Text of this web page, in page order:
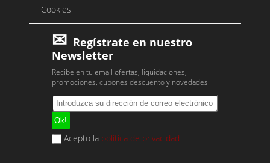
Cookies
Regístrate en nuestro
Newsletter
Recibe en tu email ofertas, liquidaciones,
promociones, cupones descuento y novedades.
Acepto la política de privacidad